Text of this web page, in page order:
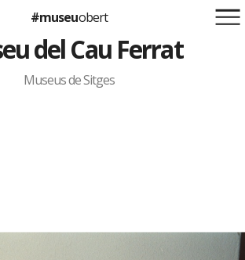
Suma't a la iniciativa
#museuobert
del Cau Ferrat
Museus de Sitges